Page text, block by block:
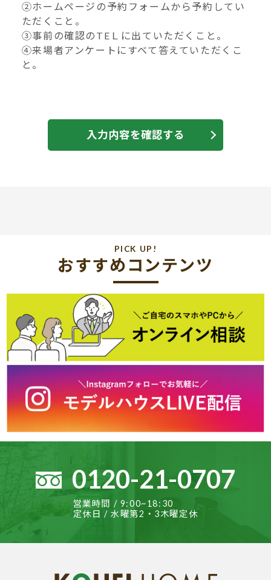
②ホームページの予約フォームから予約してい
ただくこと。
③事前の確認のTEＬに出ていただくこと。
④来場者アンケートにすべて答えていただくこ
と。
入力内容を確認する
PICK UP!
おすすめコンテンツ
0120-21-0707
営業時間 / 9:00~18:30
定休日 / 水曜第2・3木曜定休